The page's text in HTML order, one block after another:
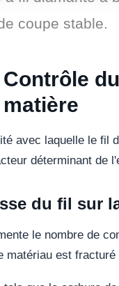
coupe stable.
avec laquelle le fil
déterminant de
du fil sur
le nombre de
matériau est fracturé